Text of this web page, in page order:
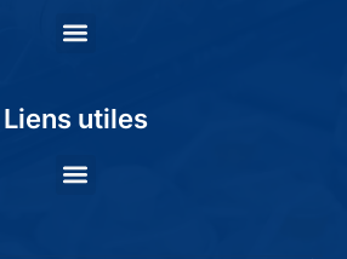
Liens utiles